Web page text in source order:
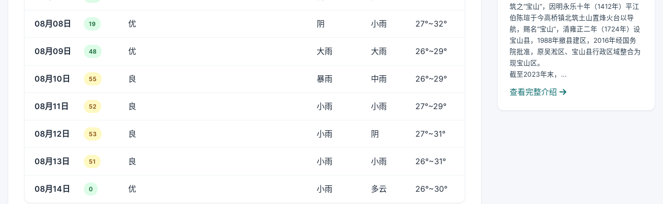
08月08日 19 优 阴 小雨 27°~32°
08月09日 48 优 大雨 大雨 26°~29°
08月10日 55 良 暴雨 中雨 26°~29°
08月11日 52 良 小雨 小雨 27°~29°
08月12日 53 良 小雨 阴 27°~31°
08月13日 51 良 小雨 小雨 26°~31°
08月14日 0 优 小雨 多云 26°~30°
筑之“宝山”，因明永乐十年（1412年）平江
伯陈瑄于今高桥镇北筑土山置烽火台以导
航，赐名“宝山”，清雍正二年（1724年）设
宝山县，1988年撤县建区，2016年经国务
院批准，原吴淞区、宝山县行政区域整合为
现宝山区。
截至2023年末，...
查看完整介绍